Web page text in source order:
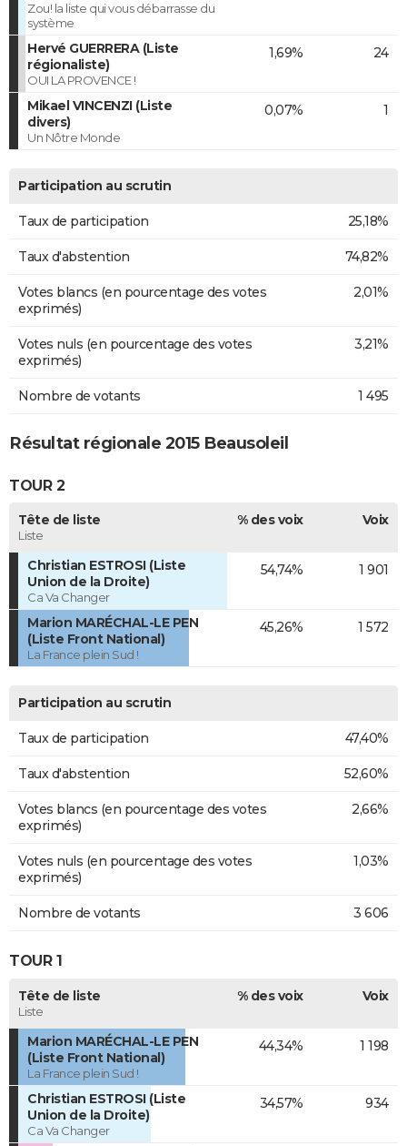
Zou! la liste qui vous débarrasse du
système
Hervé GUERRERA (Liste
régionaliste)
OUI LA PROVENCE !
1,69% 24
Mikael VINCENZI (Liste
divers)
Un Nôtre Monde
0,07% 1
Participation au scrutin
Taux de participation 25,18%
Taux d'abstention 74,82%
Votes blancs (en pourcentage des votes
exprimés)
2,01%
Votes nuls (en pourcentage des votes
exprimés)
3,21%
Nombre de votants 1 495
Résultat régionale 2015 Beausoleil
TOUR 2
Tête de liste
Liste
% des voix Voix
Christian ESTROSI (Liste
Union de la Droite)
Ca Va Changer
54,74% 1 901
Marion MARÉCHAL-LE PEN
(Liste Front National)
La France plein Sud !
45,26% 1 572
Participation au scrutin
Taux de participation 47,40%
Taux d'abstention 52,60%
Votes blancs (en pourcentage des votes
exprimés)
2,66%
Votes nuls (en pourcentage des votes
exprimés)
1,03%
Nombre de votants 3 606
TOUR 1
Tête de liste
Liste
% des voix Voix
Marion MARÉCHAL-LE PEN
(Liste Front National)
La France plein Sud !
44,34% 1 198
Christian ESTROSI (Liste
Union de la Droite)
Ca Va Changer
34,57% 934